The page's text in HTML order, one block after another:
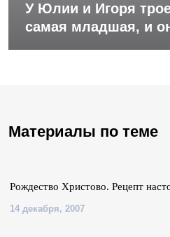
У Юлии и Игоря
самая младшая, и
Материалы по теме
Рождество Христово. Рецепт
14 декабря, 2007